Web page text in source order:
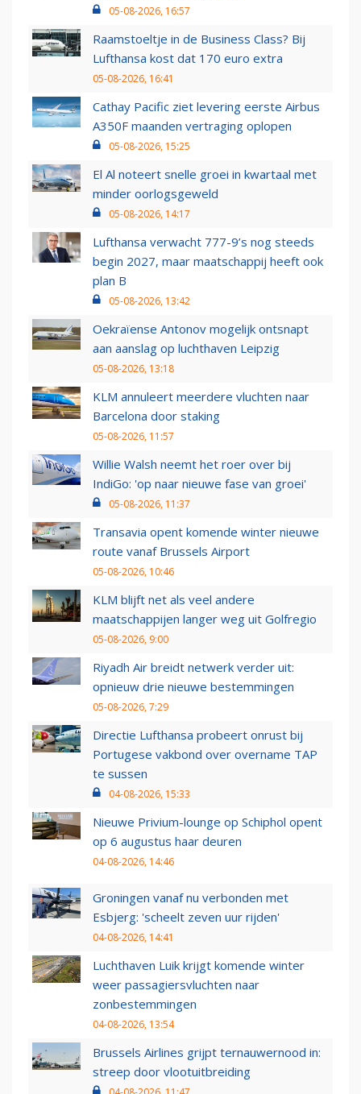
05-08-2026, 16:57
Raamstoeltje in de Business Class? Bij
Lufthansa kost dat 170 euro extra
05-08-2026, 16:41
Cathay Pacific ziet levering eerste Airbus
A350F maanden vertraging oplopen
05-08-2026, 15:25
El Al noteert snelle groei in kwartaal met
minder oorlogsgeweld
05-08-2026, 14:17
Lufthansa verwacht 777-9’s nog steeds
begin 2027, maar maatschappij heeft ook
plan B
05-08-2026, 13:42
Oekraïense Antonov mogelijk ontsnapt
aan aanslag op luchthaven Leipzig
05-08-2026, 13:18
KLM annuleert meerdere vluchten naar
Barcelona door staking
05-08-2026, 11:57
Willie Walsh neemt het roer over bij
IndiGo: 'op naar nieuwe fase van groei'
05-08-2026, 11:37
Transavia opent komende winter nieuwe
route vanaf Brussels Airport
05-08-2026, 10:46
KLM blijft net als veel andere
maatschappijen langer weg uit Golfregio
05-08-2026, 9:00
Riyadh Air breidt netwerk verder uit:
opnieuw drie nieuwe bestemmingen
05-08-2026, 7:29
Directie Lufthansa probeert onrust bij
Portugese vakbond over overname TAP
te sussen
04-08-2026, 15:33
Nieuwe Privium-lounge op Schiphol opent
op 6 augustus haar deuren
04-08-2026, 14:46
Groningen vanaf nu verbonden met
Esbjerg: 'scheelt zeven uur rijden'
04-08-2026, 14:41
Luchthaven Luik krijgt komende winter
weer passagiersvluchten naar
zonbestemmingen
04-08-2026, 13:54
Brussels Airlines grijpt ternauwernood in:
streep door vlootuitbreiding